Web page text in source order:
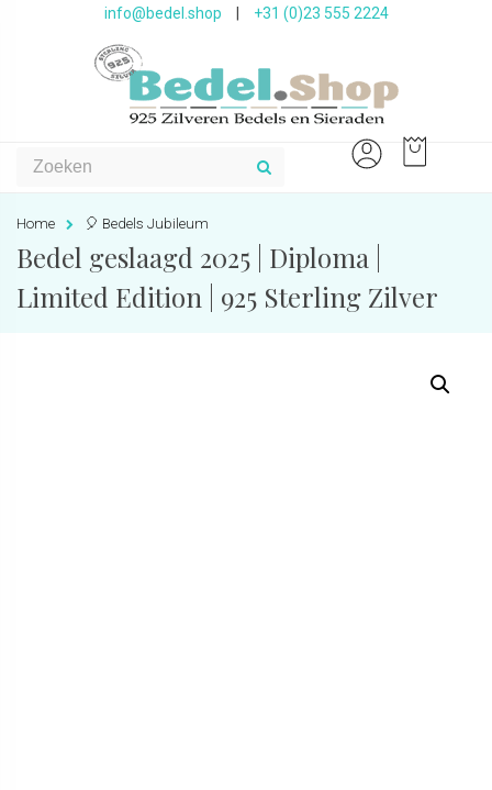
info@bedel.shop +31 (0)23 555 2224
Home 🎈 Bedels Jubileum
Bedel geslaagd 2025 | Diploma |
Limited Edition | 925 Sterling Zilver